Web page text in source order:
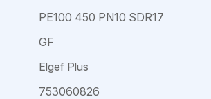
PE100 450 PN10 SDR17
GF
Elgef Plus
753060826